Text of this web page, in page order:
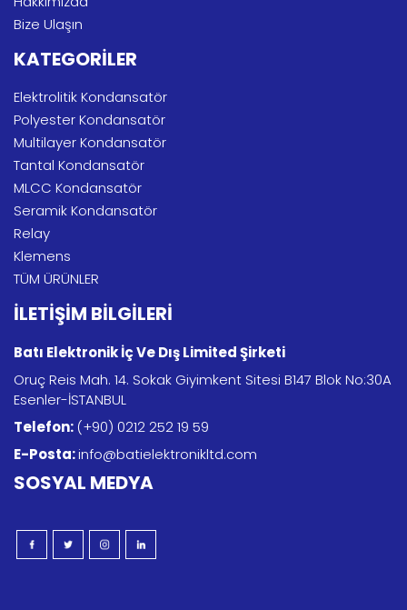
Bize Ulaşın
KATEGORİLER
Elektrolitik Kondansatör
Polyester Kondansatör
Multilayer Kondansatör
Tantal Kondansatör
MLCC Kondansatör
Seramik Kondansatör
Relay
Klemens
TÜM ÜRÜNLER
İLETİŞİM BİLGİLERİ
Batı Elektronik İç Ve Dış Limited Şirketi
Oruç Reis Mah. 14. Sokak Giyimkent Sitesi B147 Blok No:30A
Esenler-İSTANBUL
Telefon: (+90) 0212 252 19 59
E-Posta:info@batielektronikltd.com
SOSYAL MEDYA